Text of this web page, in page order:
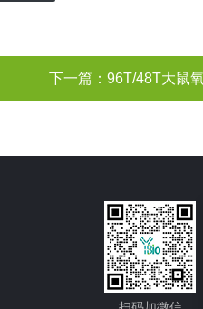
下一篇： 96T/48T大鼠氧